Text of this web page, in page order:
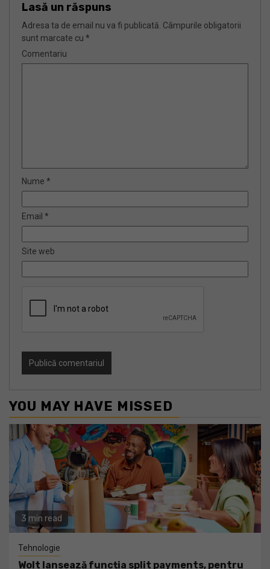
Lasă un răspuns
Adresa ta de email nu va fi publicată. Câmpurile obligatorii
sunt marcate cu *
Comentariu
Nume *
Email *
Site web
YOU MAY HAVE MISSED
3 min read
Tehnologie
Wolt lansează funcția split payments, pentru